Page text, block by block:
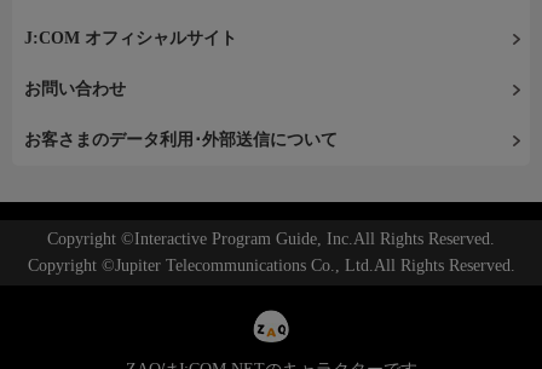
J:COM オフィシャルサイト
お問い合わせ
お客さまのデータ利用･外部送信について
Copyright ©Interactive Program Guide, Inc.All Rights Reserved.
Copyright ©Jupiter Telecommunications Co., Ltd.All Rights Reserved.